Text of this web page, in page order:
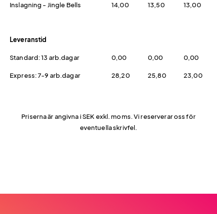
Inslagning - Jingle Bells 14,00 13,50 13,00
Leveranstid
Standard: 13 arb.dagar 0,00 0,00 0,00
Express: 7-9 arb.dagar 28,20 25,80 23,00
Priserna är angivna i SEK exkl. moms. Vi reserverar oss för
eventuella skrivfel.